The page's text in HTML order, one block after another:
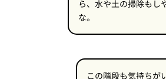
ら、水や土の掃除もし
な。
この階段も気持ちが